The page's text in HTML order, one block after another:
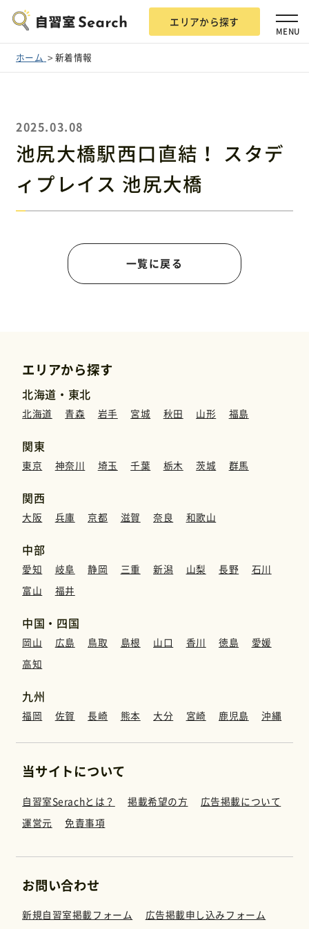
エリアから探す
MENU
自習室Searchとは？
掲載希望の方
広告掲載について
免責事項
お問い合わせ
ホーム 新着情報
2025.03.08
池尻大橋駅西口直結！ スタデ
ィプレイス 池尻大橋
一覧に戻る
エリアから探す
北海道・東北
北海道 青森 岩手 宮城 秋田 山形 福島
関東
東京 神奈川 埼玉 千葉 栃木 茨城 群馬
関西
大阪 兵庫 京都 滋賀 奈良 和歌山
中部
愛知 岐阜 静岡 三重 新潟 山梨 長野
石川
富山
福井
中国・四国
岡山 広島 鳥取 島根 山口 香川 徳島
愛媛
高知
九州
福岡 佐賀 長崎 熊本 大分 宮崎 鹿児島 沖縄
当サイトについて
自習室Serachとは？ 掲載希望の方
広告掲載について
運営元
免責事項
お問い合わせ
新規自習室掲載フォーム 広告掲載申し込みフォーム